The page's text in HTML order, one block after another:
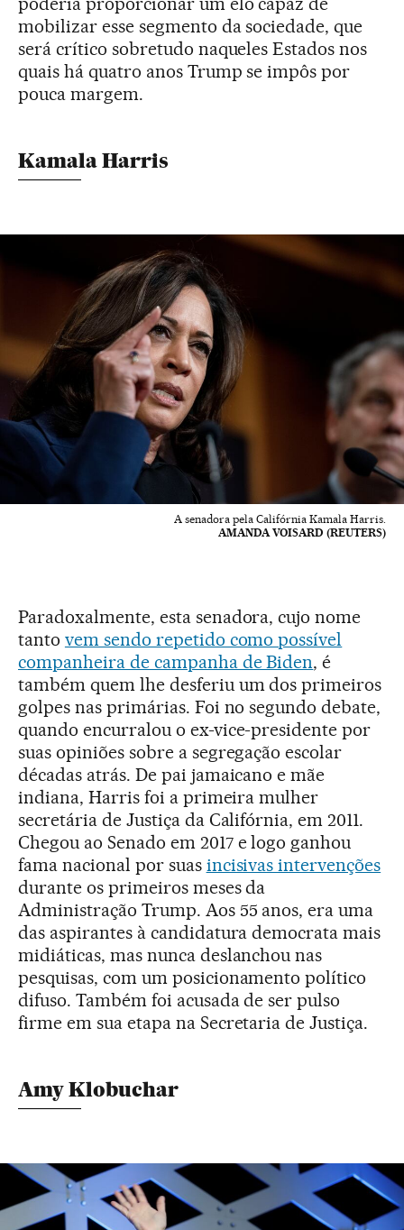
mobilizar esse segmento da sociedade, que
será crítico sobretudo naqueles Estados nos
quais há quatro anos Trump se impôs por
pouca margem.
Kamala Harris
A senadora pela Califórnia Kamala Harris.
AMANDA VOISARD (REUTERS)
Paradoxalmente, esta senadora, cujo nome
tanto vem sendo repetido como possível
companheira de campanha de Biden, é
também quem lhe desferiu um dos primeiros
golpes nas primárias. Foi no segundo debate,
quando encurralou o ex-vice-presidente por
suas opiniões sobre a segregação escolar
décadas atrás. De pai jamaicano e mãe
indiana, Harris foi a primeira mulher
secretária de Justiça da Califórnia, em 2011.
Chegou ao Senado em 2017 e logo ganhou
fama nacional por suas incisivas intervenções
durante os primeiros meses da
Administração Trump. Aos 55 anos, era uma
das aspirantes à candidatura democrata mais
midiáticas, mas nunca deslanchou nas
pesquisas, com um posicionamento político
difuso. Também foi acusada de ser pulso
firme em sua etapa na Secretaria de Justiça.
Amy Klobuchar